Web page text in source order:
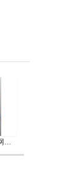
2026年2月27日中国有色网络电视新闻